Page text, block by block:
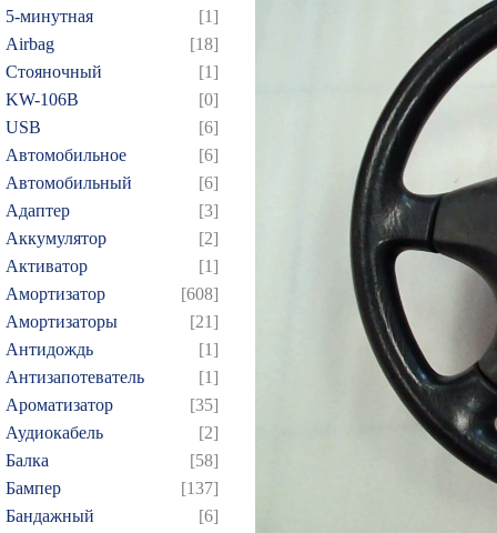
5-минутная
[1]
Airbag
[18]
Cтояночный
[1]
KW-106B
[0]
USB
[6]
Автомобильное
[6]
Автомобильный
[6]
Адаптер
[3]
Аккумулятор
[2]
Активатор
[1]
Амортизатор
[608]
Амортизаторы
[21]
Антидождь
[1]
Антизапотеватель
[1]
Ароматизатор
[35]
Аудиокабель
[2]
Балка
[58]
Бампер
[137]
Бандажный
[6]